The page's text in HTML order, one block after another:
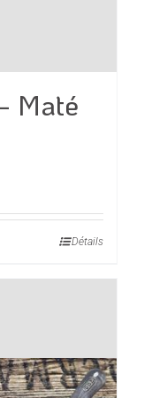
Maté
Détails